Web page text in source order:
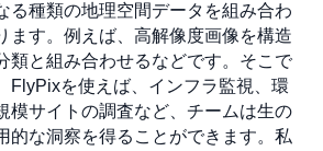
る種類の地理空間データを組み合わ
ます。例えば、高解像度画像を構造
類と組み合わせるなどです。そこで
FlyPixを使えば、インフラ監視、環
模サイトの調査など、チームは生の
的な洞察を得ることができます。私